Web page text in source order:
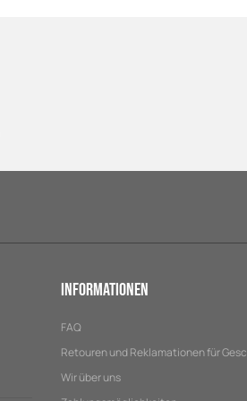
Informationen
FAQ
Retouren und Reklamationen für
Wir über uns